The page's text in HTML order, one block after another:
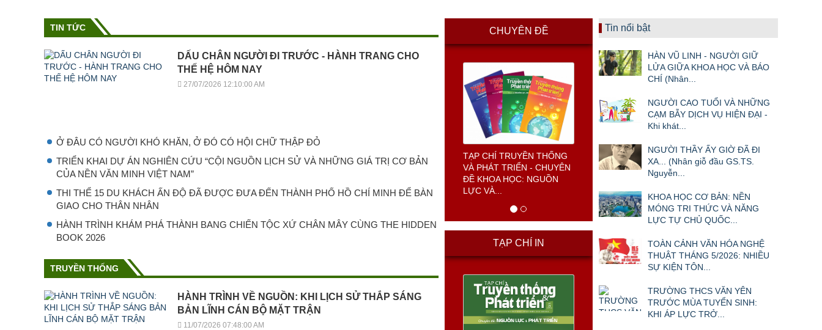
TIN TỨC
DẤU CHÂN NGƯỜI ĐI TRƯỚC - HÀNH TRANG CHO
THẾ HỆ HÔM NAY
27/07/2026 12:10:00 AM
Ở ĐÂU CÓ NGƯỜI KHÓ KHĂN, Ở ĐÓ CÓ HỘI CHỮ THẬP ĐỎ
TRIỂN KHAI DỰ ÁN NGHIÊN CỨU “CỘI NGUỒN LỊCH SỬ VÀ NHỮNG GIÁ TRỊ CƠ BẢN
CỦA NỀN VĂN MINH VIỆT NAM”
THI THỂ 15 DU KHÁCH ẤN ĐỘ ĐÃ ĐƯỢC ĐƯA ĐẾN THÀNH PHỐ HỒ CHÍ MINH ĐỂ BÀN
GIAO CHO THÂN NHÂN
HÀNH TRÌNH KHÁM PHÁ THÀNH BANG CHIẾN TỘC XỨ CHÂN MÂY CÙNG THE HIDDEN
BOOK 2026
TRUYỀN THỐNG
HÀNH TRÌNH VỀ NGUỒN: KHI LỊCH SỬ THẮP SÁNG
BẢN LĨNH CÁN BỘ MẶT TRẬN
11/07/2026 07:48:00 AM
CHUYÊN ĐỀ
CẢNH SÁT BIỂN VIỆT NAM
TẠP CHÍ IN
Tạp chí Truyền thống và
Phát triển số 8 tháng 8 năm
Tin nổi bật
HÀN VŨ LINH - NGƯỜI GIỮ
LỬA GIỮA KHOA HỌC VÀ BÁO
CHÍ (Nhân...
NGƯỜI CAO TUỔI VÀ NHỮNG
CẠM BẪY DỊCH VỤ HIỆN ĐẠI -
Khi khát...
NGƯỜI THẦY ẤY GIỜ ĐÃ ĐI
XA... (Nhân giỗ đầu GS.TS.
Nguyễn...
KHOA HỌC CƠ BẢN: NỀN
MÓNG TRI THỨC VÀ NĂNG
LỰC TỰ CHỦ QUỐC...
TOÀN CẢNH VĂN HÓA NGHỆ
THUẬT THÁNG 5/2026: NHIỀU
SỰ KIỆN TÔN...
TRƯỜNG THCS VĂN YÊN
TRƯỚC MÙA TUYỂN SINH:
KHI ÁP LỰC TRỞ...